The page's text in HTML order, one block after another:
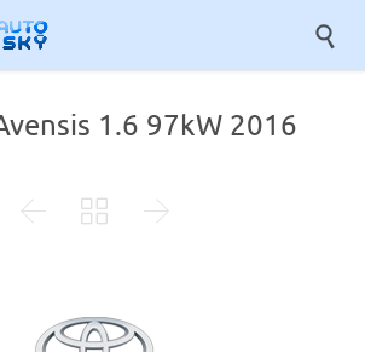

1.6 97kW 2016
  